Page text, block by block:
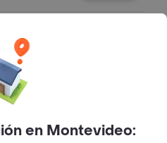
en Montevideo: